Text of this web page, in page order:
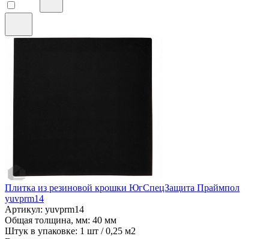
Плитка из резиновой крошки ЮгСпецЗащита Праймпол
yuvprm14
Артикул: yuvprm14
Общая толщина, мм: 40 мм
Штук в упаковке: 1 шт / 0,25 м2